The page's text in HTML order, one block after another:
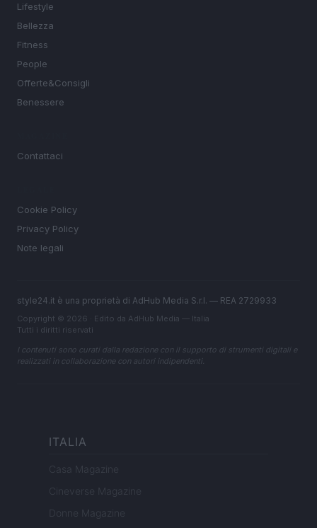
Lifestyle
Bellezza
Fitness
People
Offerte&Consigli
Benessere
Contattaci
Cookie Policy
Privacy Policy
Note legali
style24.it è una proprietà di AdHub Media S.r.l. — REA 2729933
Copyright © 2026 · Edito da AdHub Media — Italia
Tutti i diritti riservati
I contenuti sono curati dalla redazione con il supporto di strumenti digitali e
realizzati in collaborazione con autori indipendenti.
ITALIA
Casa Magazine
Cineverse Magazine
Donne Magazine